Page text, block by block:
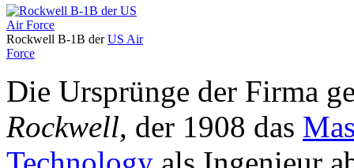
Rockwell B-1B derUS Air
Force
Die Ursprünge der Firma
Rockwell, der 1908 das